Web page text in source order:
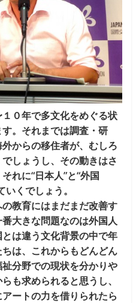
０年で多文化をめぐる状
。それまでは調査・研
からの移住者が、むしろ
しょうし、その動きはさ
れに“日本人”と“外国
くでしょう。
教育にはまだまだ改善す
大きな問題なのは外国人
は違う文化背景の中で年
は、これからもどんどん
分野での現状を分かりや
も求められると思うし、
ートの力を借りられたら